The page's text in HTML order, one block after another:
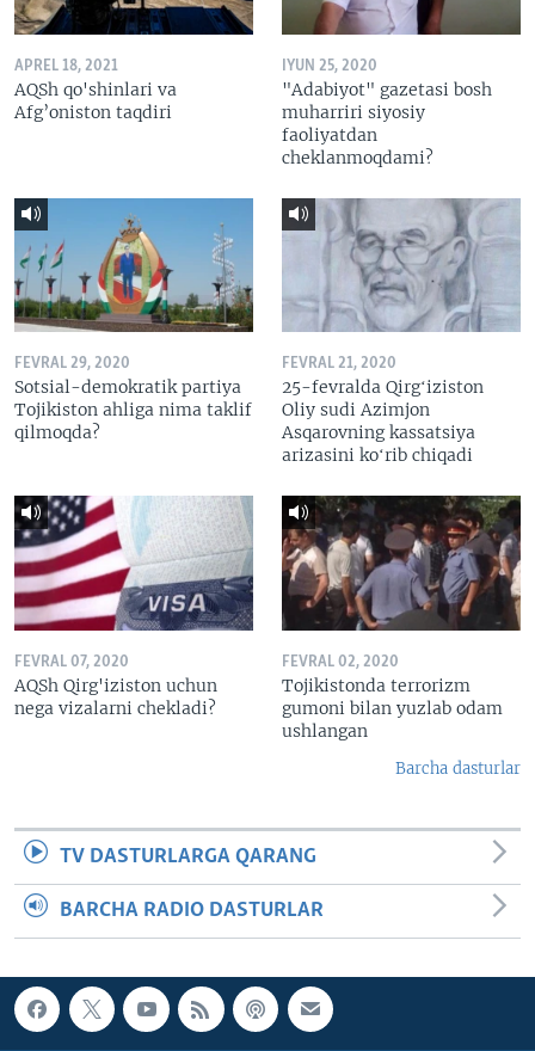
APREL 18, 2021
AQSh qo'shinlari va
Afg’oniston taqdiri
IYUN 25, 2020
"Adabiyot" gazetasi bosh
muharriri siyosiy
faoliyatdan
cheklanmoqdami?
FEVRAL 29, 2020
Sotsial-demokratik partiya
Tojikiston ahliga nima taklif
qilmoqda?
FEVRAL 21, 2020
25-fevralda Qirgʻiziston
Oliy sudi Azimjon
Asqarovning kassatsiya
arizasini koʻrib chiqadi
FEVRAL 07, 2020
AQSh Qirg'iziston uchun
nega vizalarni chekladi?
FEVRAL 02, 2020
Tojikistonda terrorizm
gumoni bilan yuzlab odam
ushlangan
Barcha dasturlar
TV DASTURLARGA QARANG
BARCHA RADIO DASTURLAR